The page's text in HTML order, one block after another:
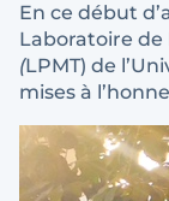
En ce début
Laboratoire de
(LPMT) de
mises à